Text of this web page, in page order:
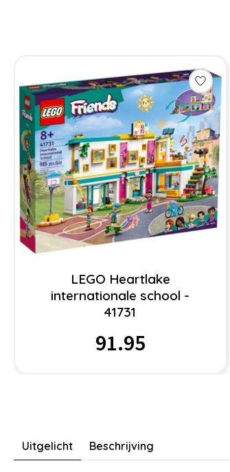
LEGO Heartlake
internationale school -
41731
91.95
Uitgelicht Beschrijving